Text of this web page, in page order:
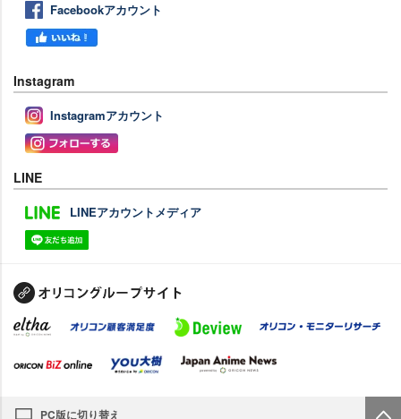
Facebookアカウント
Instagram
Instagramアカウント
LINE
LINEアカウントメディア
PC版に切り替え